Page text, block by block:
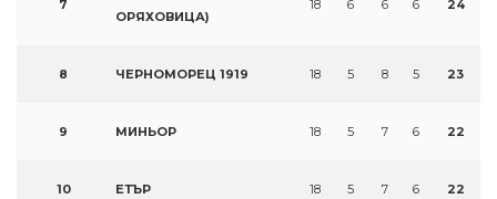
7
ОРЯХОВИЦА)
18 6 6 6 24
8 ЧЕРНОМОРЕЦ 1919 18 5 8 5 23
9 МИНЬОР 18 5 7 6 22
10 ЕТЪР 18 5 7 6 22